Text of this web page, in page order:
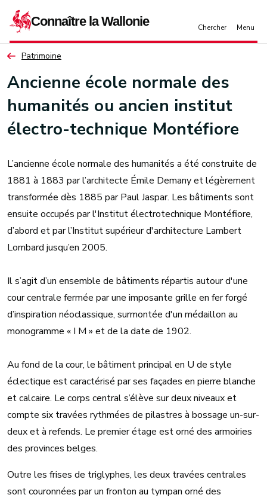
Patrimoine
Ancienne école normale des
humanités ou ancien institut
électro-technique Montéfiore
L’ancienne école normale des humanités a été construite de
1881 à 1883 par l’architecte Émile Demany et légèrement
transformée dès 1885 par Paul Jaspar. Les bâtiments sont
ensuite occupés par l'Institut électrotechnique Montéfiore,
d’abord et par l’Institut supérieur d'architecture Lambert
Lombard jusqu’en 2005.
Il s’agit d’un ensemble de bâtiments répartis autour d'une
cour centrale fermée par une imposante grille en fer forgé
d’inspiration néoclassique, surmontée d'un médaillon au
monogramme « I M » et de la date de 1902.
Au fond de la cour, le bâtiment principal en U de style
éclectique est caractérisé par ses façades en pierre blanche
et calcaire. Le corps central s’élève sur deux niveaux et
compte six travées rythmées de pilastres à bossage un-sur-
deux et à refends. Le premier étage est orné des armoiries
des provinces belges.
Outre les frises de triglyphes, les deux travées centrales
sont couronnées par un fronton au tympan orné des